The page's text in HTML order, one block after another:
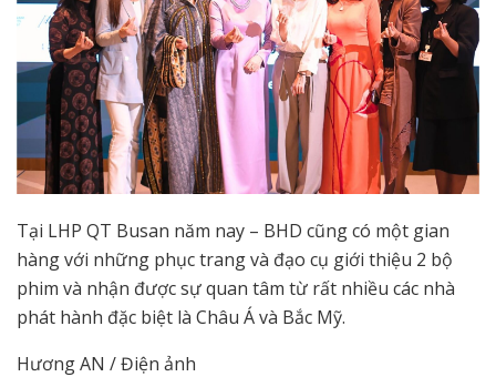
Tại LHP QT Busan năm nay – BHD cũng có một gian
hàng với những phục trang và đạo cụ giới thiệu 2 bộ
phim và nhận được sự quan tâm từ rất nhiều các nhà
phát hành đặc biệt là Châu Á và Bắc Mỹ.
Hương AN / Điện ảnh